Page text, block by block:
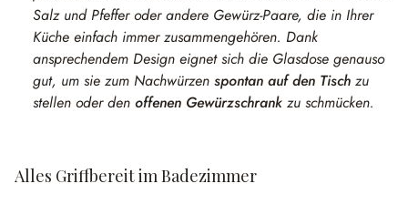
Salz und Pfeffer oder andere Gewürz-Paare, die in Ihrer
Küche einfach immer zusammengehören. Dank
ansprechendem Design eignet sich die Glasdose genauso
gut, um sie zum Nachwürzen spontan auf den Tisch zu
stellen oder den offenen Gewürzschrank zu schmücken.
Alles Griffbereit im Badezimmer